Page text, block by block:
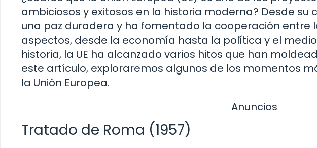
ambiciosos y exitosos en la historia moderna? Desde su
una paz duradera y ha fomentado la cooperación entre
aspectos, desde la economía hasta la política y el
historia, la UE ha alcanzado varios hitos que han
este artículo, exploraremos algunos de los momentos
la Unión Europea.
Anuncios
Tratado de Roma (1957)